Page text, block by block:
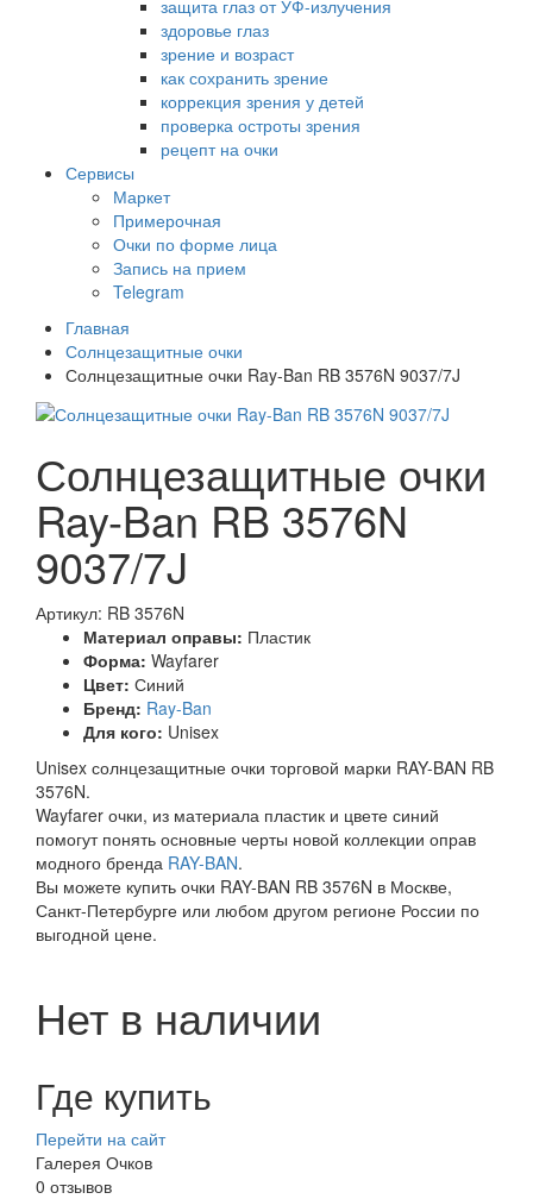
защита глаз от УФ-излучения
здоровье глаз
зрение и возраст
как сохранить зрение
коррекция зрения у детей
проверка остроты зрения
рецепт на очки
Сервисы
Маркет
Примерочная
Очки по форме лица
Запись на прием
Telegram
Главная
Солнцезащитные очки
Солнцезащитные очки Ray-Ban RB 3576N 9037/7J
Солнцезащитные очки
Ray-Ban RB 3576N
9037/7J
Артикул: RB 3576N
Материал оправы: Пластик
Форма: Wayfarer
Цвет: Синий
Бренд: Ray-Ban
Для кого: Unisex
Unisex солнцезащитные очки торговой марки RAY-BAN RB
3576N.
Wayfarer очки, из материала пластик и цвете синий
помогут понять основные черты новой коллекции оправ
модного бренда RAY-BAN.
Вы можете купить очки RAY-BAN RB 3576N в Москве,
Санкт-Петербурге или любом другом регионе России по
выгодной цене.
Нет в наличии
Где купить
Перейти на сайт
Галерея Очков
0 отзывов